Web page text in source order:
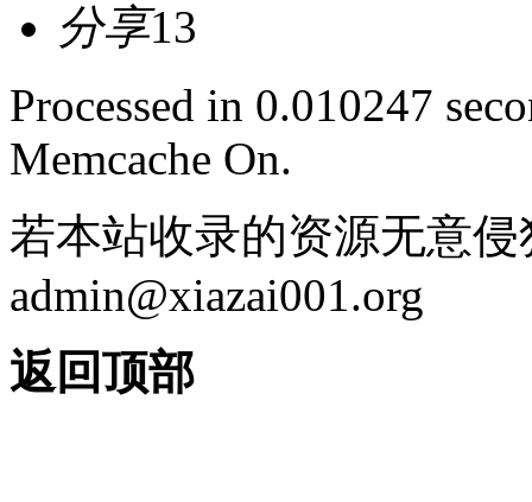
分享13
Processed in 0.010247
Memcache On.
若本站收录的资源无意
admin@xiazai001.org
返回顶部